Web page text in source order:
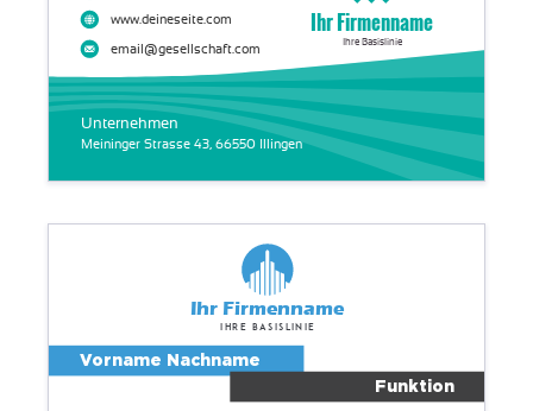
Meininger Strasse 43, 66550 Illingen
Unternehmen
www.deineseite.com
email@gesellschaft.com
Ihr Firmenname
Ihre Basislinie
Funktion
Vorname Nachname
Ihr Firmenname
Ihre Basislinie